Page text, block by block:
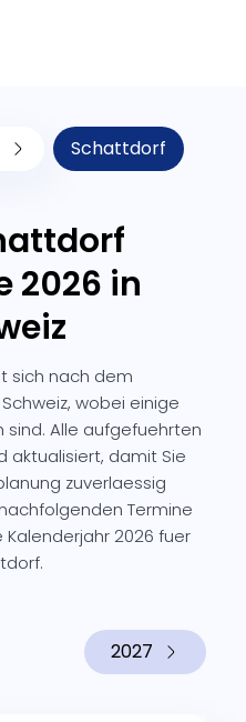
Schattdorf
2026 in
sich nach dem
wobei einige
sind. Alle aufgefuehrten
aktualisiert, damit Sie
zuverlaessig
Termine
2026 fuer
2027